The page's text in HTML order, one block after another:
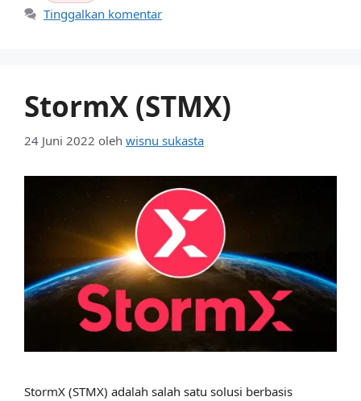
Tinggalkan komentar
StormX (STMX)
24 Juni 2022 oleh wisnu sukasta
StormX (STMX) adalah salah satu solusi berbasis